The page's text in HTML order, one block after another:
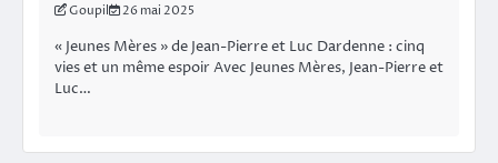
Goupil 26 mai 2025
« Jeunes Mères » de Jean-Pierre et Luc Dardenne : cinq
vies et un même espoir Avec Jeunes Mères, Jean-Pierre et
Luc…